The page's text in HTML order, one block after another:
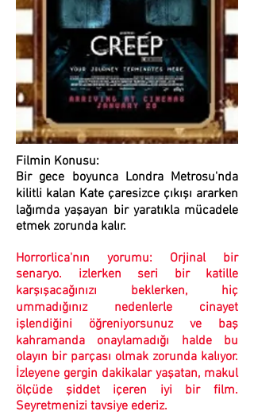
Filmin Konusu:
Bir gece boyunca Londra Metrosu'nda
kilitli kalan Kate çaresizce çıkışı ararken
lağımda yaşayan bir yaratıkla mücadele
etmek zorunda kalır.
Horrorlica'nın yorumu: Orjinal bir
senaryo. izlerken seri bir katille
karşışacağınızı beklerken, hiç
ummadığınız nedenlerle cinayet
işlendiğini öğreniyorsunuz ve baş
kahramanda onaylamadığı halde bu
olayın bir parçası olmak zorunda kalıyor.
İzleyene gergin dakikalar yaşatan, makul
ölçüde şiddet içeren iyi bir film.
Seyretmenizi tavsiye ederiz.